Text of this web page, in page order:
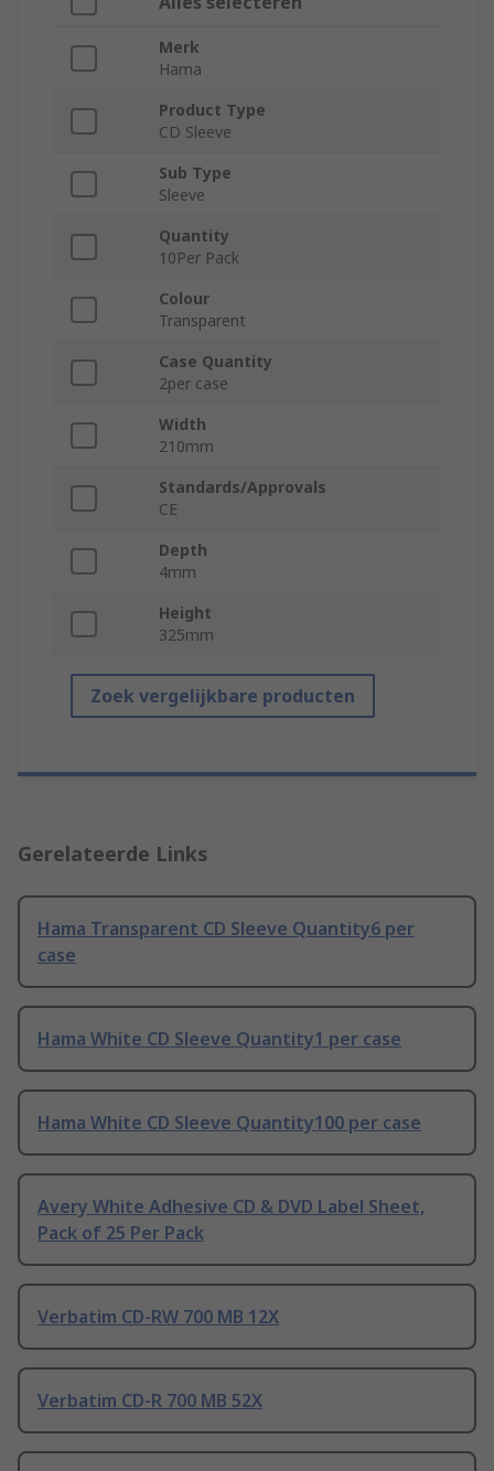
Merk
Hama
Product Type
CD Sleeve
Sub Type
Sleeve
Quantity
10Per Pack
Colour
Transparent
Case Quantity
2per case
Width
210mm
Standards/Approvals
CE
Depth
4mm
Height
325mm
Zoek vergelijkbare producten
Gerelateerde Links
Hama Transparent CD Sleeve Quantity6 per
case
Hama White CD Sleeve Quantity1 per case
Hama White CD Sleeve Quantity100 per case
Avery White Adhesive CD & DVD Label Sheet,
Pack of 25 Per Pack
Verbatim CD-RW 700 MB 12X
Verbatim CD-R 700 MB 52X